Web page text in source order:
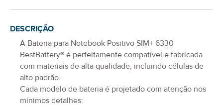
DESCRIÇÃO
A Bateria para Notebook Positivo SIM+ 6330
BestBattery® é perfeitamente compatível e fabricada
com materiais de alta qualidade, incluindo células de
alto padrão.
Cada modelo de bateria é projetado com atenção nos
mínimos detalhes: